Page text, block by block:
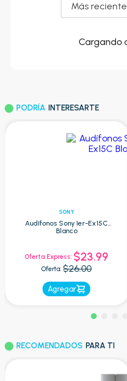
Más reciente
Cargando
PODRÍA INTERESARTE
SONY
Audífonos Sony Ier-Ex15C
Blanco
Oferta Express: $23.99
Oferta: $26.00
Agregar
RECOMENDADOS PARA TI